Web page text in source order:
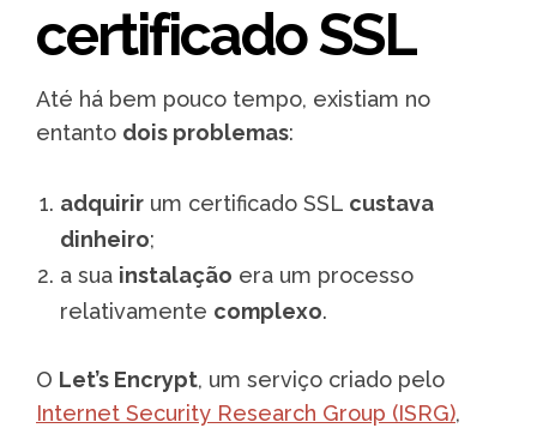
certificado SSL
Até há bem pouco tempo, existiam no
entanto dois problemas:
adquirir um certificado SSL custava
dinheiro;
a sua instalação era um processo
relativamente complexo.
O Let’s Encrypt, um serviço criado pelo
Internet Security Research Group (ISRG),